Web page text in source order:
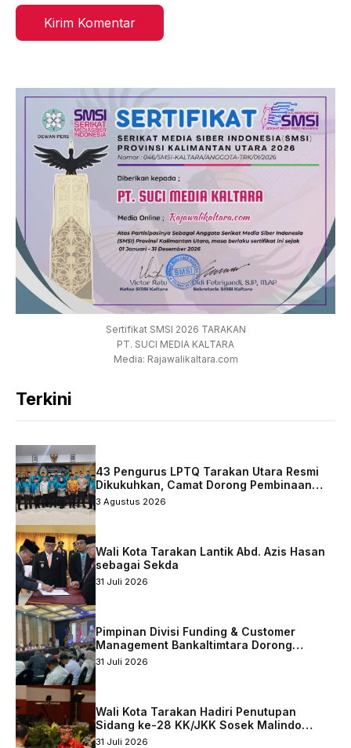
Sertifikat SMSI 2026 TARAKAN
PT. SUCI MEDIA KALTARA
Media: Rajawalikaltara.com
Terkini
43 Pengurus LPTQ Tarakan Utara Resmi
Dikukuhkan, Camat Dorong Pembinaan
Qurani Berkelanjutan
3 Agustus 2026
Wali Kota Tarakan Lantik Abd. Azis Hasan
sebagai Sekda
31 Juli 2026
Pimpinan Divisi Funding & Customer
Management Bankaltimtara Dorong
Percepatan Digitalisasi Keuangan di Kota
31 Juli 2026
Wali Kota Tarakan Hadiri Penutupan
Sidang ke-28 KK/JKK Sosek Malindo
Tingkat Kaltara–Sabah
31 Juli 2026